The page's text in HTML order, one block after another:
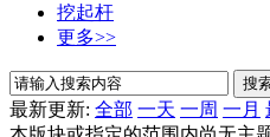
挖起杆
更多>>
搜
最新更新: 全部 一天 一周 一月